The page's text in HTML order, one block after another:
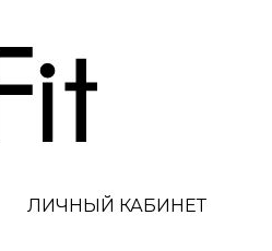
ЛИЧНЫЙ КАБИНЕТ